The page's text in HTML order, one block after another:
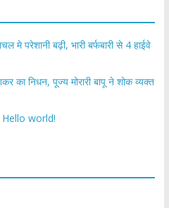
मे परेशानी बढ़ी, भारी बर्फबारी से 4 हाईवे
का निधन, पूज्य मोरारी बापू ने शोक व्यक्त
Hello world!